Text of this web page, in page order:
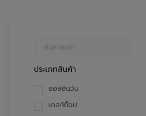
ประเภทสินค้า
ออลอินวัน
เดสก์ท็อป